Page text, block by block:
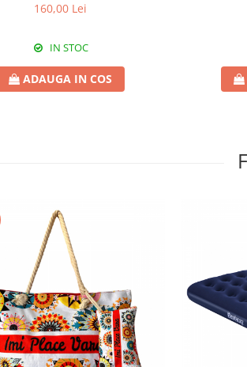
160,00 Lei
IN STOC
ADAUGA IN COS